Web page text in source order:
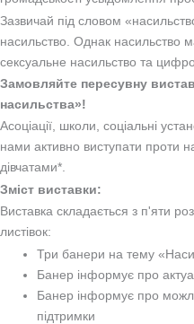
Зазвичай під словом
насильство. Однак насильство
сексуальне насильство та
Замовляйте пересувну
насильства»!
Асоціації, школи, соціальні
нами активно виступати проти
дівчатами*.
Зміст виставки:
Виставка складається з п'яти
листівок:
Три банери на тему
Банер інформує про
Банер інформує про
підтримки